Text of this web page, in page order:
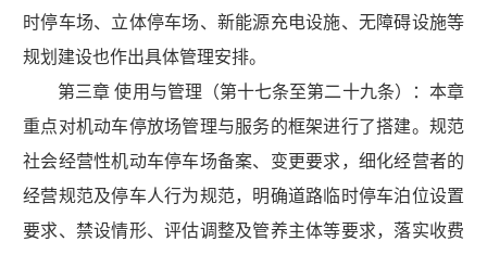
时停车场、立体停车场、新能源充电设施、无障碍设施等
规划建设也作出具体管理安排。
第三章 使用与管理（第十七条至第二十九条）：本章
重点对机动车停放场管理与服务的框架进行了搭建。规范
社会经营性机动车停车场备案、变更要求，细化经营者的
经营规范及停车人行为规范，明确道路临时停车泊位设置
要求、禁设情形、评估调整及管养主体等要求，落实收费